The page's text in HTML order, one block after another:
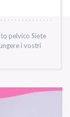
pelvico Siete
i vostri